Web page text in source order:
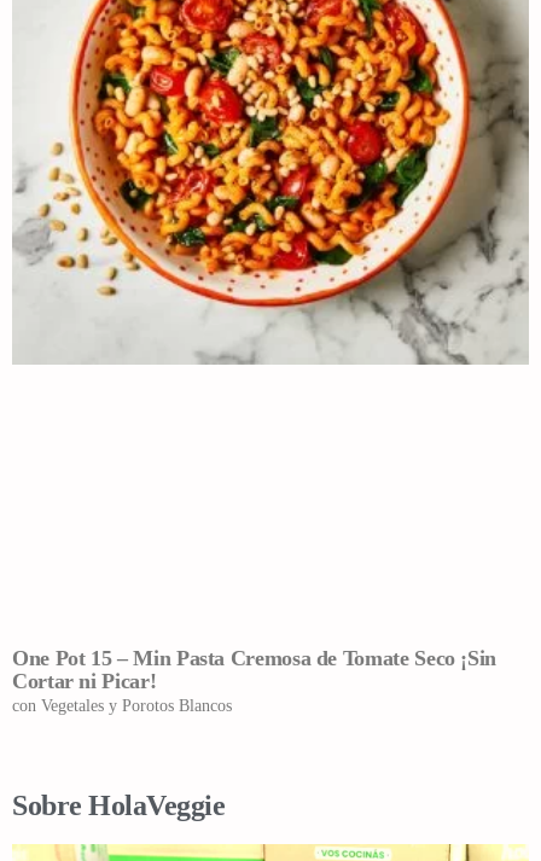
One Pot 15 – Min Pasta Cremosa de Tomate Seco ¡Sin
Cortar ni Picar!
con Vegetales y Porotos Blancos
Sobre HolaVeggie